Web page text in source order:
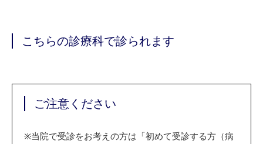
こちらの診療科で診られます
ご注意ください
※当院で受診をお考えの方は「初めて受診する方（病